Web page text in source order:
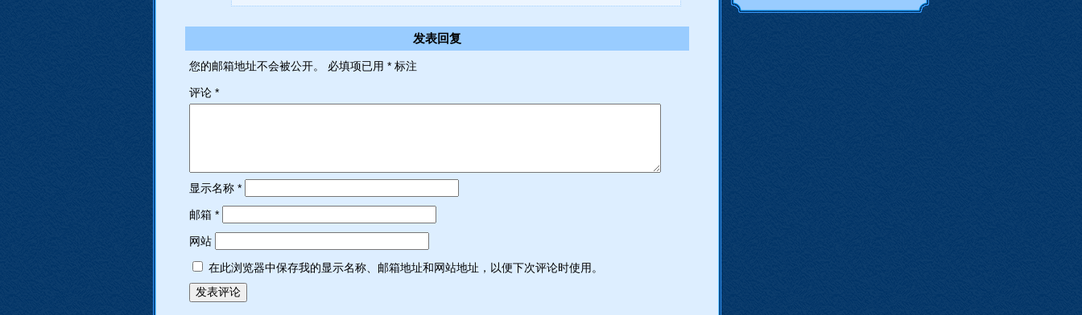
发表回复
您的邮箱地址不会被公开。 必填项已用 * 标注
评论 *
显示名称 *
邮箱 *
网站
在此浏览器中保存我的显示名称、邮箱地址和网站地址，以便下次评论时使用。